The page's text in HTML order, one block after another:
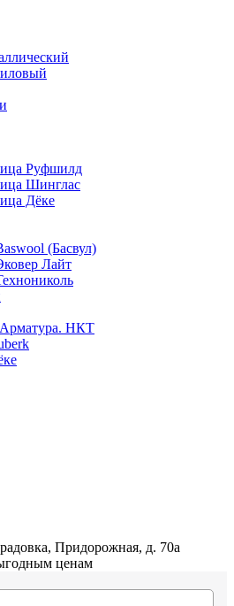
Руфшилд
Шинглас
Дёке
(Басвул)
Лайт
Арматура. НКТ
Придорожная, д. 70а
ценам